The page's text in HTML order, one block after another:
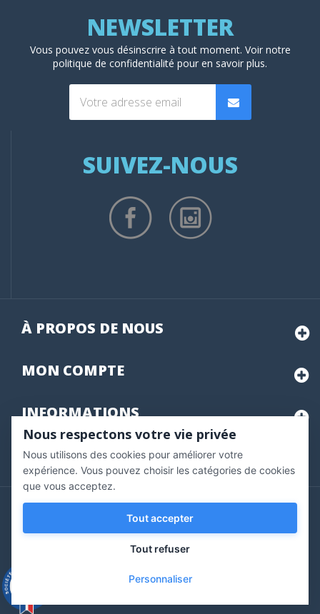
Vous pouvez vous désinscrire à tout moment. Voir notre
politique de confidentialité pour en savoir plus.
SUIVEZ-NOUS
À PROPOS DE NOUS
MON COMPTE
INFORMATIONS
Marchand approuvé par la Société des Avis Garantis,
pour vérifier .
Copyright © 2020 Vernazobres Grego - tous droits
réservés.
Nous respectons votre vie privée
Nous utilisons des cookies pour améliorer votre
expérience. Vous pouvez choisir les catégories de cookies
que vous acceptez.
Tout accepter
Tout refuser
Personnaliser